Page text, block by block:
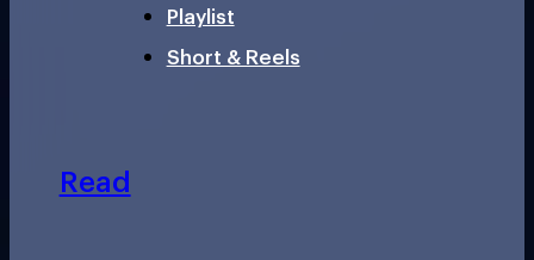
Playlist
Short & Reels
Read